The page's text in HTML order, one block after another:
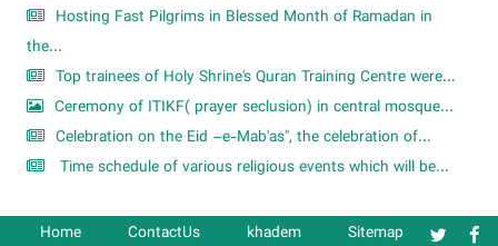
Hosting Fast Pilgrims in Blessed Month of Ramadan in
the...
Top trainees of Holy Shrine's Quran Training Centre were...
Ceremony of ITIKF( prayer seclusion) in central mosque...
Celebration on the Eid –e-Mab'as", the celebration of...
Time schedule of various religious events which will be...
Home ContactUs khadem Sitemap